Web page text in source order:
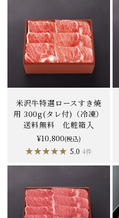
米沢牛特選ロースすき焼
用 300g(タレ付)（冷凍）
送料無料 化粧箱入
¥10,800(税込)
★★★★★
★★★★★ 5.0 4件